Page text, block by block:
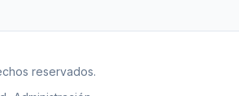
reservados.